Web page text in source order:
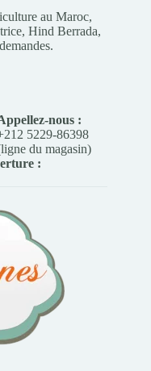
au Maroc,
Hind Berrada,
nous :
5229-86398
du magasin)
: